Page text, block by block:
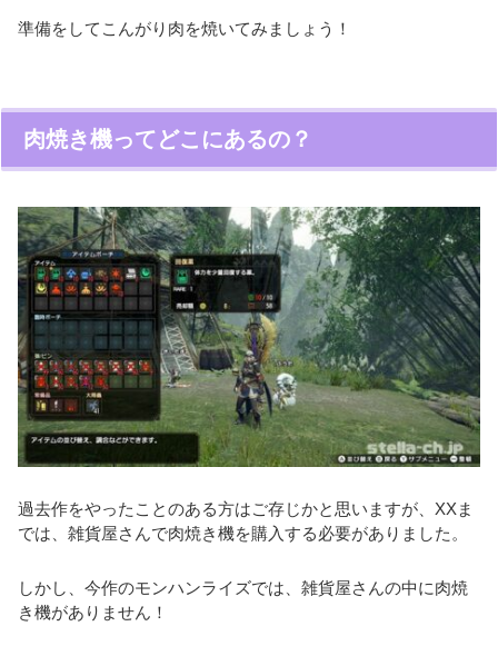
準備をしてこんがり肉を焼いてみましょう！
肉焼き機ってどこにあるの？
過去作をやったことのある方はご存じかと思いますが、XXま
では、雑貨屋さんで肉焼き機を購入する必要がありました。
しかし、今作のモンハンライズでは、雑貨屋さんの中に肉焼
き機がありません！